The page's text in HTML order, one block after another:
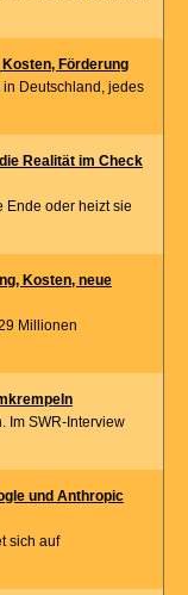
Förderung
Deutschland, jedes
Realität im Check
Ende oder heizt sie
Kosten, neue
Millionen
Im SWR-Interview
und Anthropic
sich auf